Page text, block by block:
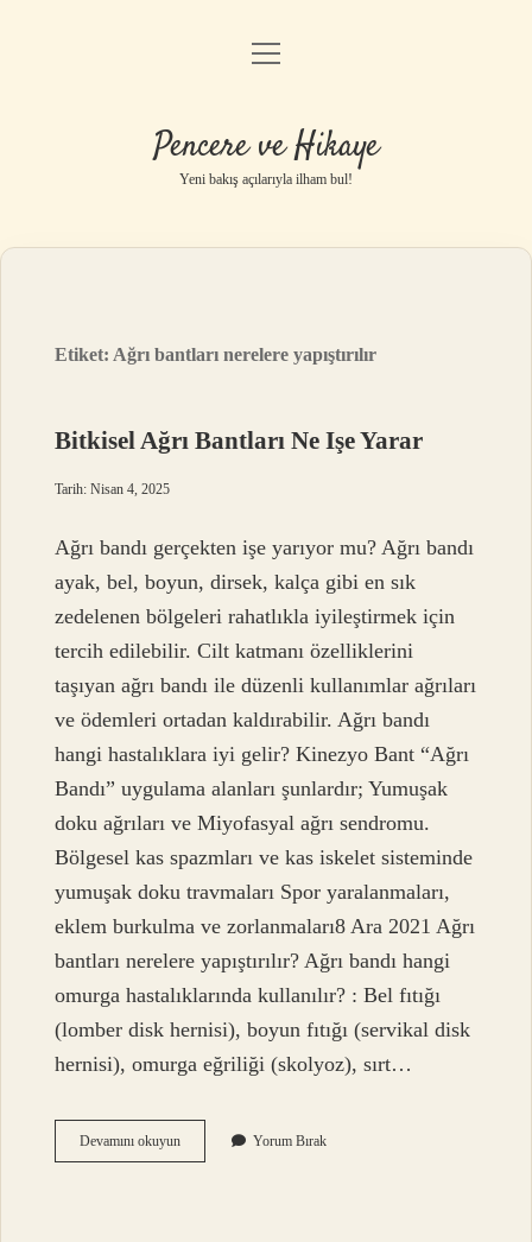
Anasayfa
Yasal Uyarı
menüyü
Pencere ve Hikaye
Yeni bakış açılarıyla ilham bul!
Etiket: Ağrı bantları nerelere yapıştırılır
Bitkisel Ağrı Bantları Ne Işe Yarar
Tarih: Nisan 4, 2025
Ağrı bandı gerçekten işe yarıyor mu? Ağrı bandı
ayak, bel, boyun, dirsek, kalça gibi en sık
zedelenen bölgeleri rahatlıkla iyileştirmek için
tercih edilebilir. Cilt katmanı özelliklerini
taşıyan ağrı bandı ile düzenli kullanımlar ağrıları
ve ödemleri ortadan kaldırabilir. Ağrı bandı
hangi hastalıklara iyi gelir? Kinezyo Bant “Ağrı
Bandı” uygulama alanları şunlardır; Yumuşak
doku ağrıları ve Miyofasyal ağrı sendromu.
Bölgesel kas spazmları ve kas iskelet sisteminde
yumuşak doku travmaları Spor yaralanmaları,
eklem burkulma ve zorlanmaları8 Ara 2021 Ağrı
bantları nerelere yapıştırılır? Ağrı bandı hangi
omurga hastalıklarında kullanılır? : Bel fıtığı
(lomber disk hernisi), boyun fıtığı (servikal disk
hernisi), omurga eğriliği (skolyoz), sırt…
Devamını okuyunBitkisel
Ağrı
Yorum Bırak